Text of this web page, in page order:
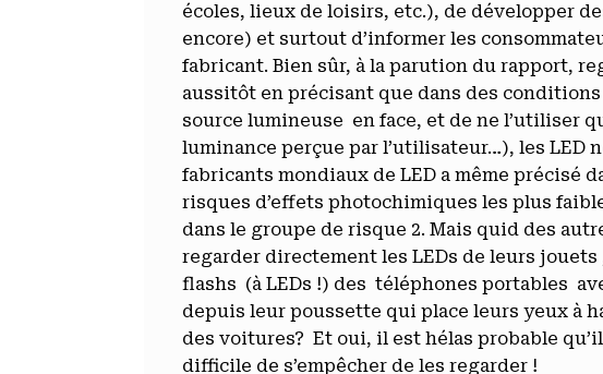
écoles, lieux de loisirs, etc.), de développer
encore) et surtout d’informer les
fabricant. Bien sûr, à la parution du rapport,
aussitôt en précisant que dans des
source lumineuse en face, et de ne l’utiliser
luminance perçue par l’utilisateur…), les LED
fabricants mondiaux de LED a même précisé
risques d’effets photochimiques les plus
dans le groupe de risque 2. Mais quid des
regarder directement les LEDs de leurs
flashs (à LEDs !) des téléphones portables
depuis leur poussette qui place leurs yeux à
des voitures? Et oui, il est hélas probable
difficile de s’empêcher de les regarder !